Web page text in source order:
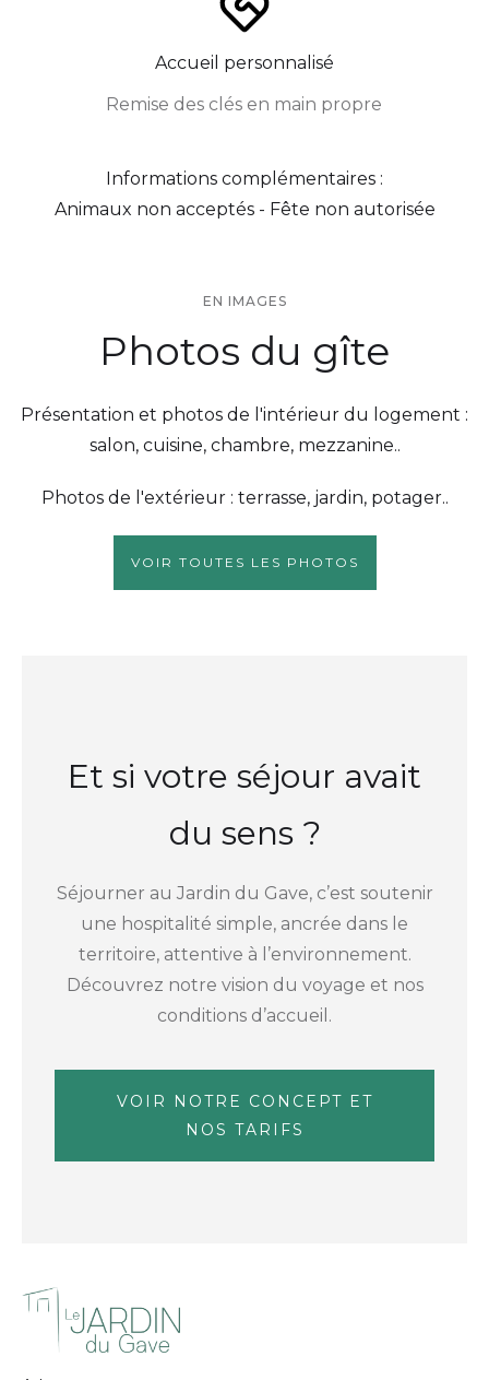
Accueil personnalisé
Remise des clés en main propre
Informations complémentaires :
Animaux non acceptés - Fête non autorisée
EN IMAGES
Photos du gîte
Présentation et photos de l'intérieur du logement :
salon, cuisine, chambre, mezzanine..
Photos de l'extérieur : terrasse, jardin, potager..
VOIR TOUTES LES PHOTOS
Et si votre séjour avait
du sens ?
Séjourner au Jardin du Gave, c’est soutenir
une hospitalité simple, ancrée dans le
territoire, attentive à l’environnement.
Découvrez notre vision du voyage et nos
conditions d’accueil.
VOIR NOTRE CONCEPT ET
NOS TARIFS